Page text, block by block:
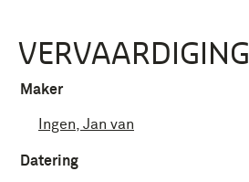
VERVAARDIGING
Maker
Ingen, Jan van
Datering